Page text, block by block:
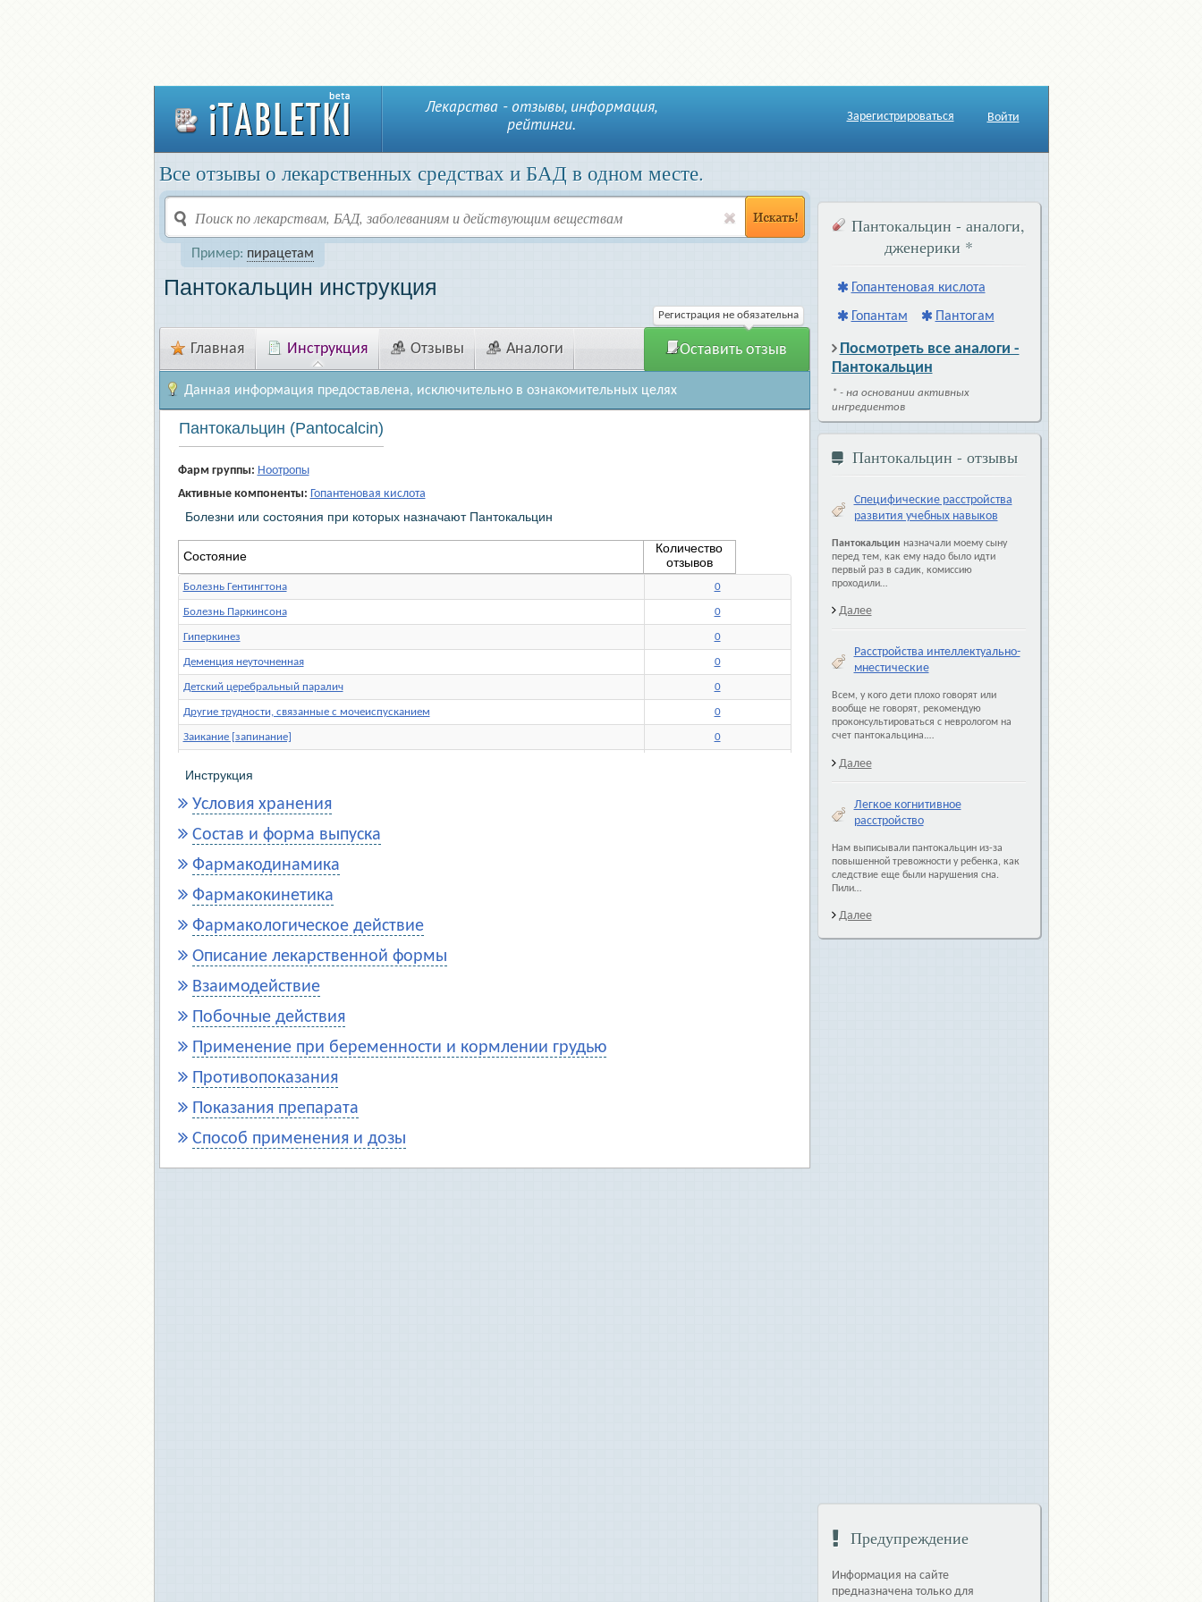
Лекарства - отзывы, информация,
рейтинги.
Зарегистрироваться Войти
Все отзывы о лекарственных средствах и БАД в одном месте.
Пример: пирацетам
Пантокальцин инструкция
Главная Инструкция Отзывы Аналоги Оставить отзыв
Регистрация не обязательна
Данная информация предоставлена, исключительно в ознакомительных целях
Пантокальцин (Pantocalcin)
Фарм группы: Ноотропы
Активные компоненты: Гопантеновая кислота
Болезни или состояния при которых назначают Пантокальцин
Состояние
Количество
отзывов
Болезнь Гентингтона 0
Болезнь Паркинсона 0
Гиперкинез 0
Деменция неуточненная 0
Детский церебральный паралич 0
Другие трудности, связанные с мочеиспусканием 0
Заикание [запинание] 0
Отравление антипсихотическими и нейролептическими препаратами
Инструкция
Условия хранения
Состав и форма выпуска
Фармакодинамика
Фармакокинетика
Фармакологическое действие
Описание лекарственной формы
Взаимодействие
Побочные действия
Применение при беременности и кормлении грудью
Противопоказания
Показания препарата
Способ применения и дозы
Пантокальцин - аналоги,
дженерики*
Гопантеновая кислота
Гопантам
Пантогам
Посмотреть все аналоги -
Пантокальцин
* - на основании активных
ингредиентов
Пантокальцин - отзывы
Специфические расстройства
развития учебных навыков
Пантокальцин назначали моему сыну
перед тем, как ему надо было идти
первый раз в садик, комиссию
проходили…
Далее
Расстройства интеллектуально-
мнестические
Всем, у кого дети плохо говорят или
вообще не говорят, рекомендую
проконсультироваться с неврологом на
счет пантокальцина.…
Далее
Легкое когнитивное
расстройство
Нам выписывали пантокальцин из-за
повышенной тревожности у ребенка, как
следствие еще были нарушения сна.
Пили…
Далее
Предупреждение
Информация на сайте
предназначена только для